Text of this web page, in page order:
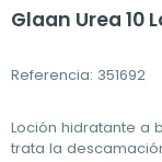
Glaan Urea 10
Referencia: 351692
Loción hidratante a
trata la